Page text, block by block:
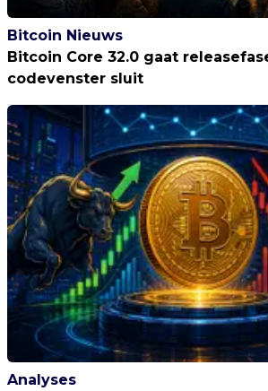
Bitcoin Nieuws
Bitcoin Core 32.0 gaat
codevenster sluit
Analyses